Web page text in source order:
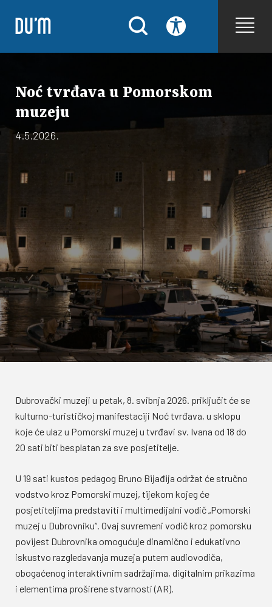
Noć tvrđava u Pomorskom
muzeju
4.5.2026.
Dubrovački muzeji u petak, 8. svibnja 2026. priključit će se
kulturno-turističkoj manifestaciji Noć tvrđava, u sklopu
koje će ulaz u Pomorski muzej u tvrđavi sv. Ivana od 18 do
20 sati biti besplatan za sve posjetitelje.
U 19 sati kustos pedagog Bruno Bijađija održat će stručno
vodstvo kroz Pomorski muzej, tijekom kojeg će
posjetiteljima predstaviti i multimedijalni vodič „Pomorski
muzej u Dubrovniku“. Ovaj suvremeni vodič kroz pomorsku
povijest Dubrovnika omogućuje dinamično i edukativno
iskustvo razgledavanja muzeja putem audiovodiča,
obogaćenog interaktivnim sadržajima, digitalnim prikazima
i elementima proširene stvarnosti (AR).